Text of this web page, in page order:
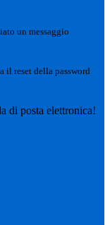
un messaggio
il reset della password
di posta elettronica!